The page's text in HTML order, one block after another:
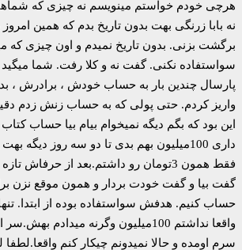
هرچی خودم خواستم مینویسم نه چیزی که
نه بابا زرنگی بهت بدون تاریخ بدم که همین
برگشت بزنی. بدون تاریخ نمیدم و اون چیزی که
سواستفاده نکنی. گفت نه و کلا رفت. شما میگید
پارسال چندین بار به حساب خودش ، برادرش ،
واریز کردم. حتی پولی که به حساب زنش زدم
این بود که بگم دیگه نمیخوام بیام بیا حساب
داری 100میلیون بهم بدی تا دو سه روز دیگه
فقط همون 3تومان رو داشتم.بعد از حرفاش
گفت بیا و گفت خودت بردار و همون موقع نزن
حساب کنیم. هدفش سواستفاده بوده از ابتدا.
واقعا نداشتم 100میلیون وگرنه میدادم
سرم اومده و حالا نمیدونم چیکار کنم